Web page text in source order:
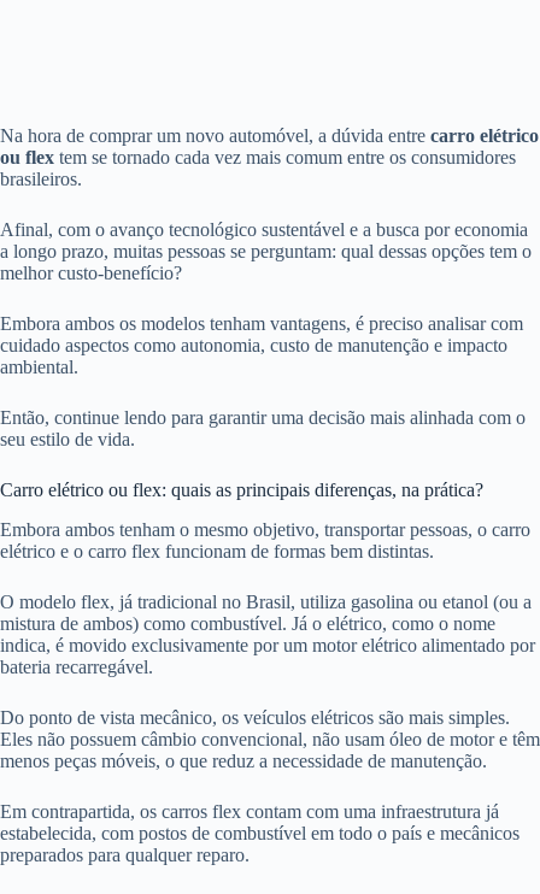
Na hora de comprar um novo automóvel, a dúvida entre carro elétrico
ou flex tem se tornado cada vez mais comum entre os consumidores
brasileiros.
Afinal, com o avanço tecnológico sustentável e a busca por economia
a longo prazo, muitas pessoas se perguntam: qual dessas opções tem o
melhor custo-benefício?
Embora ambos os modelos tenham vantagens, é preciso analisar com
cuidado aspectos como autonomia, custo de manutenção e impacto
ambiental.
Então, continue lendo para garantir uma decisão mais alinhada com o
seu estilo de vida.
Carro elétrico ou flex: quais as principais diferenças, na prática?
Embora ambos tenham o mesmo objetivo, transportar pessoas, o carro
elétrico e o carro flex funcionam de formas bem distintas.
O modelo flex, já tradicional no Brasil, utiliza gasolina ou etanol (ou a
mistura de ambos) como combustível. Já o elétrico, como o nome
indica, é movido exclusivamente por um motor elétrico alimentado por
bateria recarregável.
Do ponto de vista mecânico, os veículos elétricos são mais simples.
Eles não possuem câmbio convencional, não usam óleo de motor e têm
menos peças móveis, o que reduz a necessidade de manutenção.
Em contrapartida, os carros flex contam com uma infraestrutura já
estabelecida, com postos de combustível em todo o país e mecânicos
preparados para qualquer reparo.